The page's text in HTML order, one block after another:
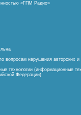
«ГПМ Радио»
вопросам нарушения авторских
технологии (информационные
Федерации)